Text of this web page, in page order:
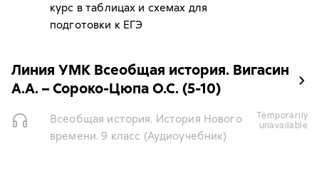
курс в таблицах и схемах для
подготовки к ЕГЭ
Линия УМК Всеобщая история. Вигасин
А.А. – Сороко-Цюпа О.С. (5-10)
Всеобщая история. История Нового
времени. 9 класс (Аудиоучебник)
temporarily
unavailable